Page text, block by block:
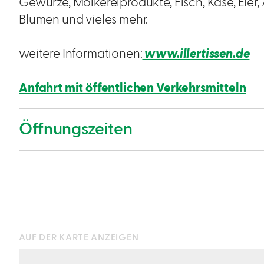
Gewürze, Molkereiprodukte, Fisch, Käse,
Blumen und vieles mehr.
weitere Informationen: www.illertissen.de
Anfahrt mit öffentlichen Verkehrsmitteln
Öffnungszeiten
AUF DER KARTE ANZEIGEN